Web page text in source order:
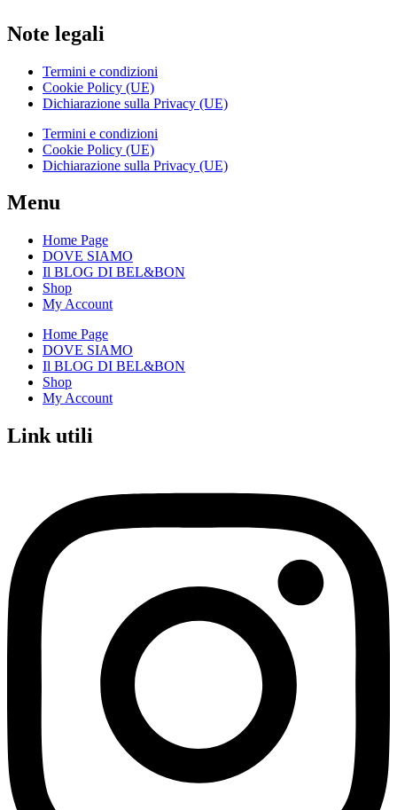
Note legali
Termini e condizioni
Cookie Policy (UE)
Dichiarazione sulla Privacy (UE)
Termini e condizioni
Cookie Policy (UE)
Dichiarazione sulla Privacy (UE)
Menu
Home Page
DOVE SIAMO
Il BLOG DI BEL&BON
Shop
My Account
Home Page
DOVE SIAMO
Il BLOG DI BEL&BON
Shop
My Account
Link utili